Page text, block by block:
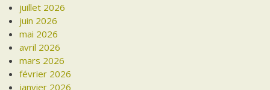
juillet 2026
juin 2026
mai 2026
avril 2026
mars 2026
février 2026
janvier 2026